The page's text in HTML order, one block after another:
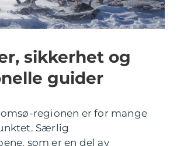
sikkerhet og
guider
regionen er for mange
Særlig
som er en del av